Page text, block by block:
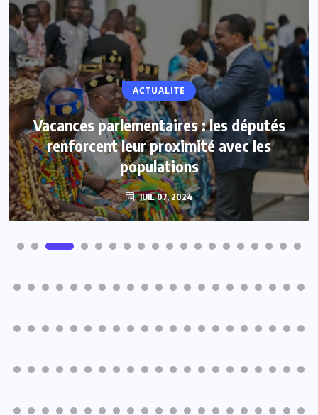
ACTUALITE
Vacances parlementaires : les députés
renforcent leur proximité avec les
populations
JUIL 07, 2024